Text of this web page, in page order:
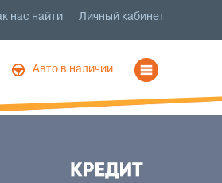
Личный кабинет
нас найти
Авто в наличии